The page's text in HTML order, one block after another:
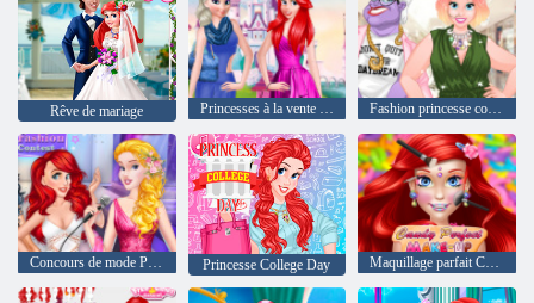
Rêve de mariage Princesses à la vente de jardin Fashion princesse courby
Concours de mode Princess Runway Princesse College Day Maquillage parfait Candy